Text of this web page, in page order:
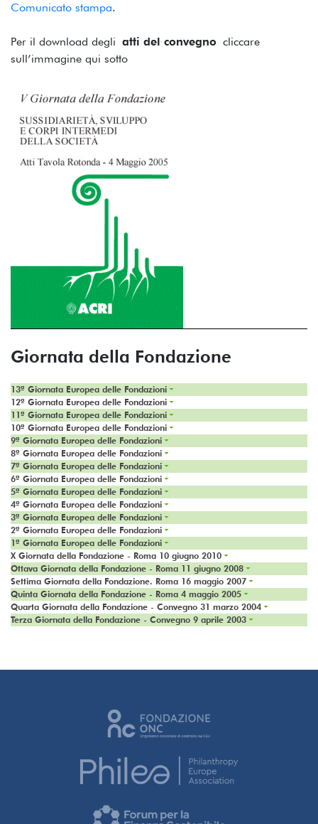
Comunicato stampa.
Per il download degli atti del convegno cliccare
sull’immagine qui sotto
Giornata della Fondazione
13ª Giornata Europea delle Fondazioni
12ª Giornata Europea delle Fondazioni
11ª Giornata Europea delle Fondazioni
10ª Giornata Europea delle Fondazioni
9ª Giornata Europea delle Fondazioni
8ª Giornata Europea delle Fondazioni
7ª Giornata Europea delle Fondazioni
6ª Giornata Europea delle Fondazioni
5ª Giornata Europea delle Fondazioni
4ª Giornata Europea delle Fondazioni
3ª Giornata Europea delle Fondazioni
2ª Giornata Europea delle Fondazioni
1ª Giornata Europea delle Fondazioni
X Giornata della Fondazione - Roma 10 giugno 2010
Ottava Giornata della Fondazione - Roma 11 giugno 2008
Settima Giornata della Fondazione. Roma 16 maggio 2007
Quinta Giornata della Fondazione - Roma 4 maggio 2005
Quarta Giornata della Fondazione - Convegno 31 marzo 2004
Terza Giornata della Fondazione - Convegno 9 aprile 2003